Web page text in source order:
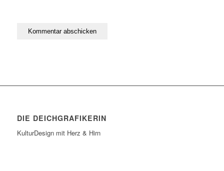
DIE DEICHGRAFIKERIN
KulturDesign mit Herz & Hirn